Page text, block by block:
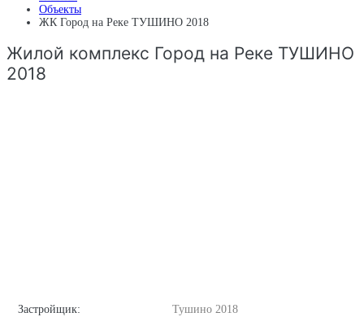
Объекты
ЖК Город на Реке ТУШИНО 2018
Жилой комплекс Город на Реке ТУШИНО
2018
Застройщик: Тушино 2018